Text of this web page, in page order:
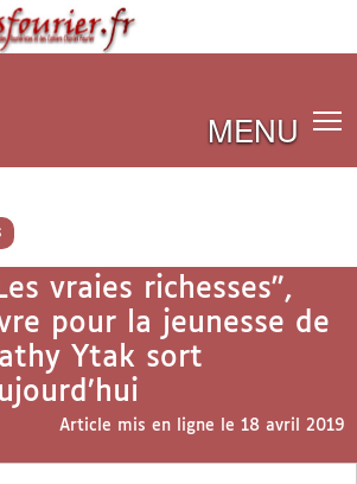
MENU
vraies richesses",
pour la jeunesse de
Ytak sort
Article mis en ligne le 18 avril 2019